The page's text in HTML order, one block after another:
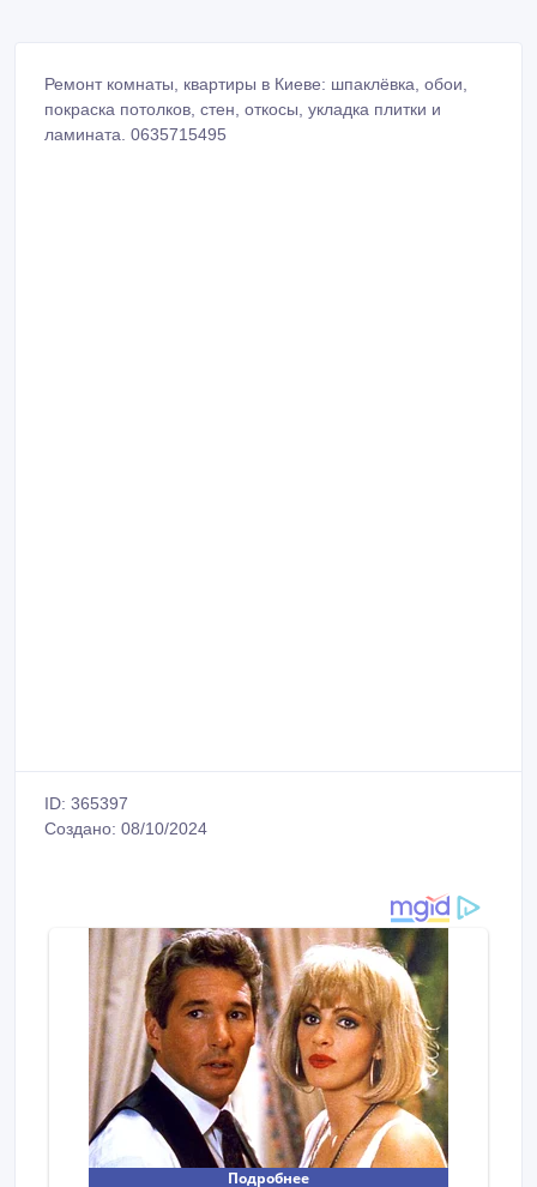
Ремонт комнаты, квартиры в Киеве: шпаклёвка, обои,
покраска потолков, стен, откосы, укладка плитки и
ламината. 0635715495
ID: 365397
Создано: 08/10/2024